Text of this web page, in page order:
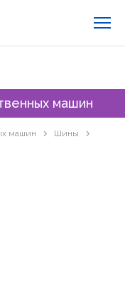
машин
машин
Шины